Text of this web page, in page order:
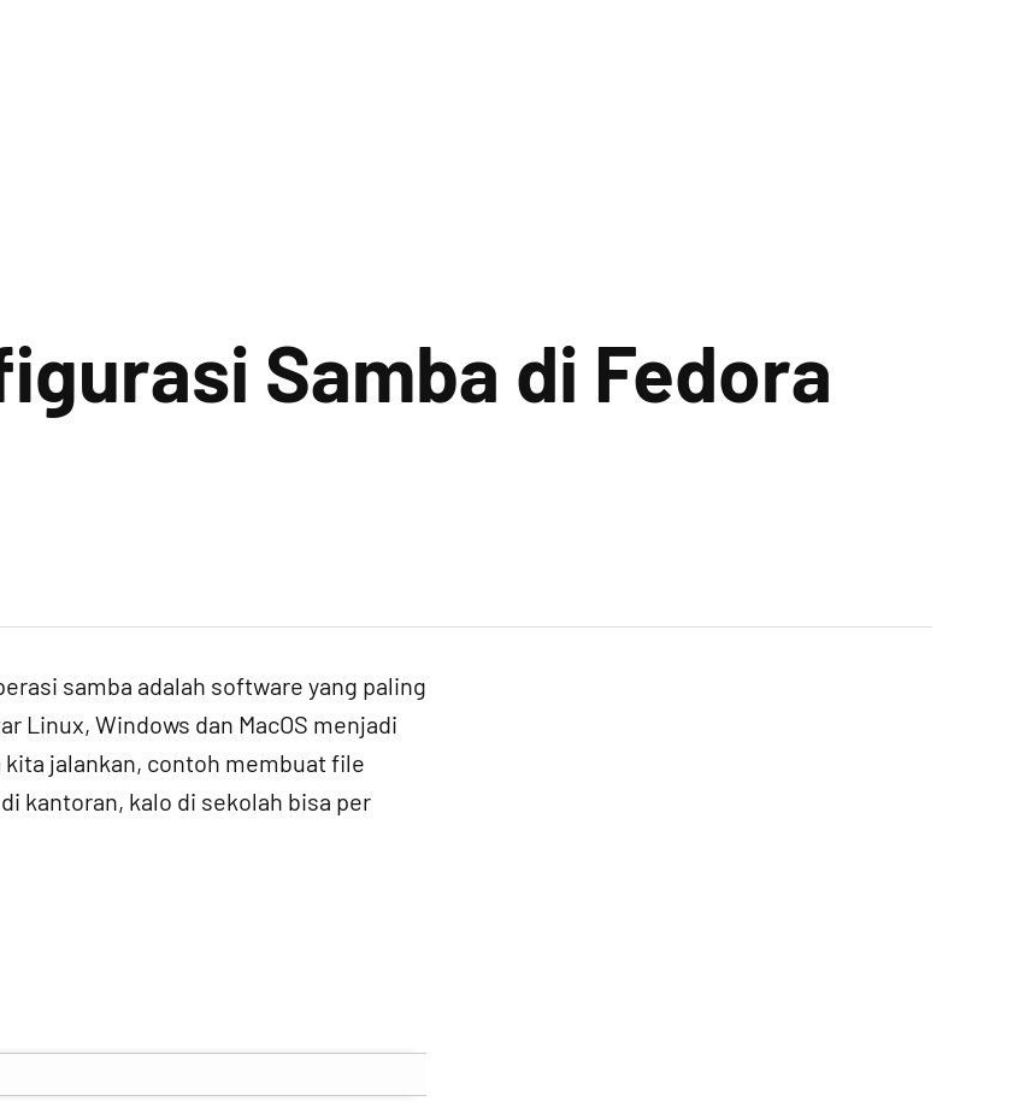
Samba di Fedora
samba adalah software yang paling
Linux, Windows dan MacOS menjadi
kita jalankan, contoh membuat file
kantoran, kalo di sekolah bisa per